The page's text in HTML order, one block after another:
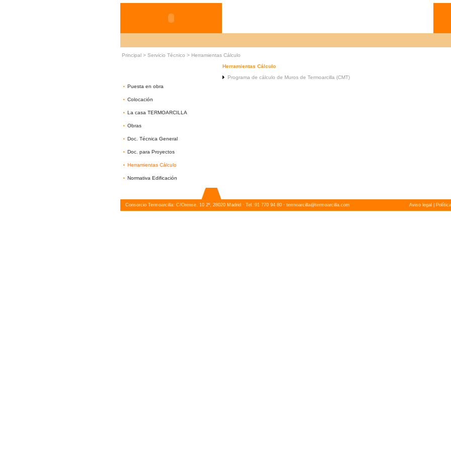
Principal > Servicio Técnico > Herramientas Cálculo
· Puesta en obra
· Colocación
· La casa TERMOARCILLA
· Obras
· Doc. Técnica General
· Doc. para Proyectos
· Herramientas Cálculo
· Normativa Edificación
Herramientas Cálculo
Programa de cálculo de Muros de Termoarcilla (CMT)
Consorcio Termoarcilla: C/Orense, 10 2º, 28020 Madrid · Tel.:91 770 94 80 · termoarcilla@termoarcilla.com Aviso legal